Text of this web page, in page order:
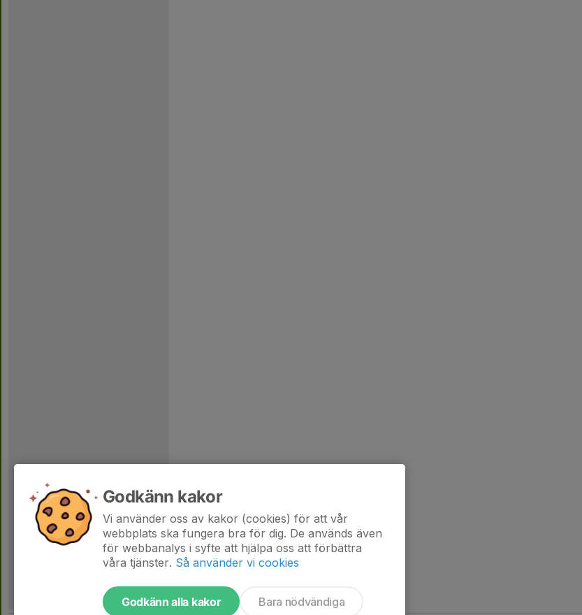
Godkänn kakor
Vi använder oss av kakor (cookies) för att vår
webbplats ska fungera bra för dig. De används även
för webbanalys i syfte att hjälpa oss att förbättra
våra tjänster. Så använder vi cookies
Godkänn alla kakor Bara nödvändiga